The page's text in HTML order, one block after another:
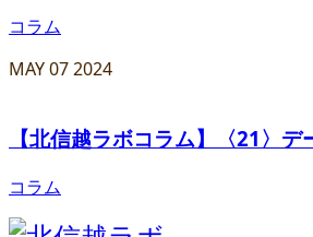
コラム
MAY072024
【北信越ラボコラム】〈21〉
コラム